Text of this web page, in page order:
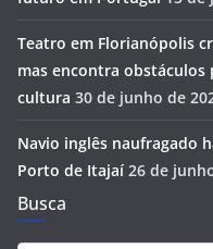
Teatro em Florianópolis
mas encontra obstáculos
cultura 30 de junho de
Navio inglês naufragado
Porto de Itajaí 26 de
Busca